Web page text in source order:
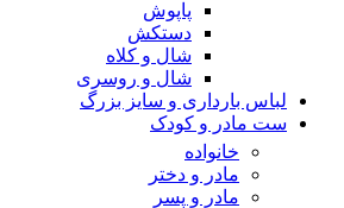
پاپوش
دستکش
شال و کلاه
شال و روسری
لباس بارداری و سایز بزرگ
ست مادر و کودک
خانواده
مادر و دختر
مادر و پسر